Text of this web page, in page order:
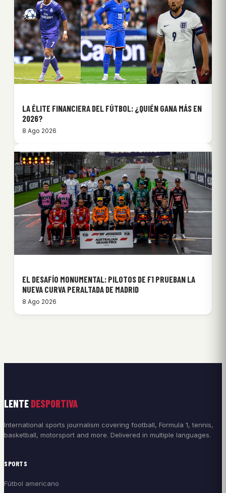
LA ÉLITE FINANCIERA DEL FÚTBOL: ¿QUIÉN GANA MÁS EN
2026?
8 Ago 2026
EL DESAFÍO MONUMENTAL: PILOTOS DE F1 PRUEBAN LA
NUEVA CURVA PERALTADA DE MADRID
8 Ago 2026
LENTE DESPORTIVA
International sports journalism covering football, Formula 1, tennis,
basketball, motorsport and more. Delivered in multiple languages.
SPORTS
Fútbol americano